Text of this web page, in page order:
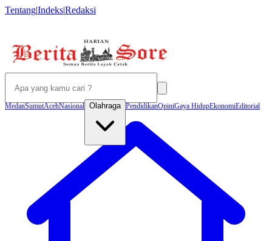
Tentang|Indeks|Redaksi
MedanSumutAcehNasional Olahraga PendidikanOpiniGaya HidupEkonomiEditorial